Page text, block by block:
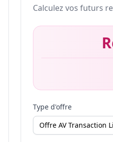
Calculez vos futurs
Type d'offre